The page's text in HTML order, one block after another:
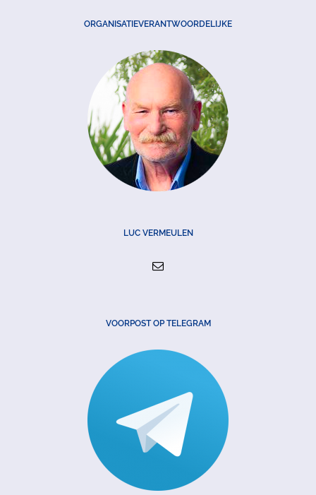
ORGANISATIEVERANTWOORDELIJKE
LUC VERMEULEN
VOORPOST OP TELEGRAM